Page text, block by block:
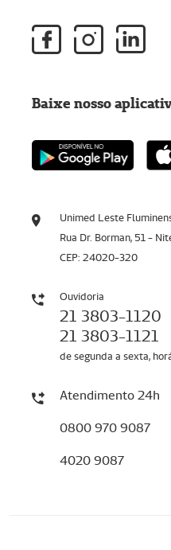
Unimed Leste
Rua Dr. Borman, 51 -
CEP: 24020-320
Ouvidoria
21 3803-1120
21 3803-1121
de segunda a sexta,
Atendimento 24h
0800 970 9087
4020 9087
Baixe nosso